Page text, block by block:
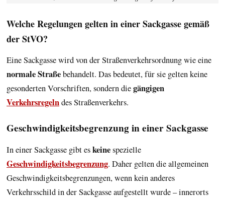
Welche Regelungen gelten in einer Sackgasse gemäß
der StVO?
Eine Sackgasse wird von der Straßenverkehrsordnung wie eine
normale Straßebehandelt. Das bedeutet, für sie gelten keine
gesonderten Vorschriften, sondern diegängigen
Verkehrsregelndes Straßenverkehrs.
Geschwindigkeitsbegrenzung in einer Sackgasse
In einer Sackgasse gibt eskeinespezielle
Geschwindigkeitsbegrenzung. Daher gelten die allgemeinen
Geschwindigkeitsbegrenzungen, wenn kein anderes
Verkehrsschild in der Sackgasse aufgestellt wurde – innerorts